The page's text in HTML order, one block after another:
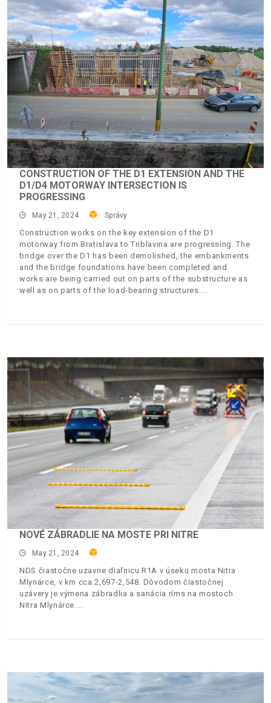
CONSTRUCTION OF THE D1 EXTENSION AND THE
D1/D4 MOTORWAY INTERSECTION IS
PROGRESSING
May 21, 2024 Správy
Construction works on the key extension of the D1
motorway from Bratislava to Triblavina are progressing. The
bridge over the D1 has been demolished, the embankments
and the bridge foundations have been completed and
works are being carried out on parts of the substructure as
well as on parts of the load-bearing structures.
NOVÉ ZÁBRADLIE NA MOSTE PRI NITRE
May 21, 2024
NDS čiastočne uzavrie diaľnicu R1A v úseku mosta Nitra
Mlynárce, v km cca 2,697-2,548. Dôvodom čiastočnej
uzávery je výmena zábradlia a sanácia ríms na mostoch
Nitra Mlynárce.